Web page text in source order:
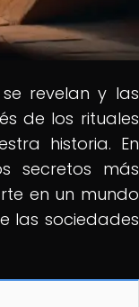
revelan y las
de los rituales
historia. En
secretos más
en un mundo
las sociedades